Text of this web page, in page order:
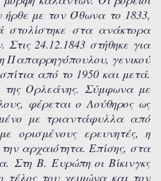
με τον Όθωνα το 1833,
στολίστηκε στα ανάκτορα
24.12.1843 στήθηκε για
Παπαρρηγόπουλου, γενικού
από το 1950 και μετά.
της Ορλεάνης. Σύμφωνα με
φέρεται ο Λούθηρος ως
με τριαντάφυλλα από
ορισμένους ερευνητές, η
αρχαιότητα. Επίσης, στα
Στη Β. Ευρώπη οι Βίκινγκς
τέλος του χειμώνα και τον